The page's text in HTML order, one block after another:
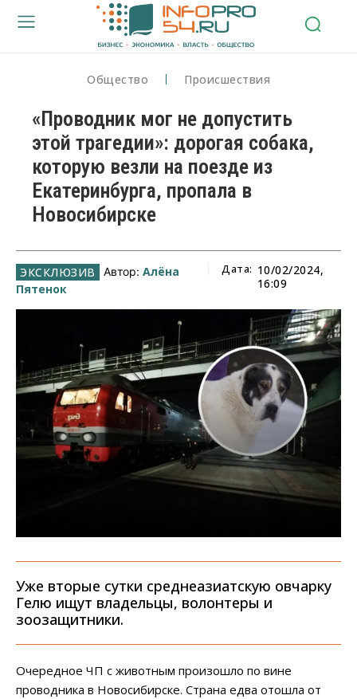
Общество Происшествия
«Проводник мог не допустить
этой трагедии»: дорогая собака,
которую везли на поезде из
Екатеринбурга, пропала в
Новосибирске
Автор: Алёна
Пятенок
Дата: 10/02/2024,
16:09
Уже вторые сутки среднеазиатскую овчарку
Гелю ищут владельцы, волонтеры и
зоозащитники.
Очередное ЧП с животным произошло по вине
проводника в Новосибирске. Страна едва отошла от